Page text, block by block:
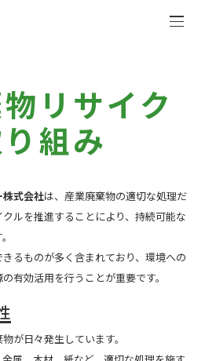
リサイク
組み
株式会社は、産業廃棄物の適切な処理だ
ルを推進することにより、持続可能な
るものが多く含まれており、環境への
有効活用を行うことが重要です。
が日々発生しています。